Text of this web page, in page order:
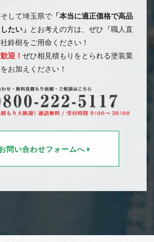
して埼玉県で 「本当に適正価格で高品
たい」
とお考えの方は、ぜひ『職人直
鈴樹をご用命ください！
迎！ ぜひ相見積もりをとられる塗装業
お加えください！
問い合わせフォームへ